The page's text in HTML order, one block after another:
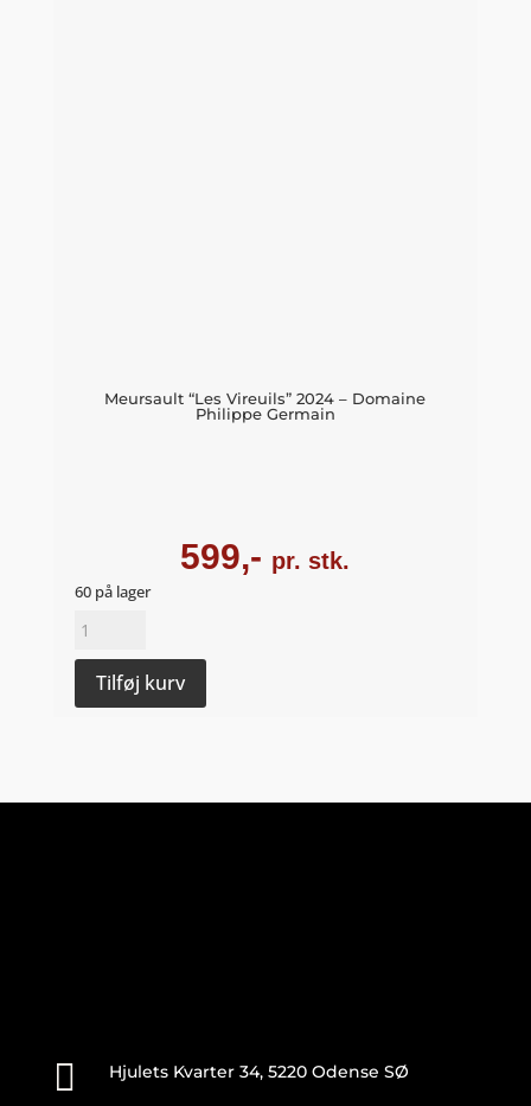
Meursault “Les Vireuils” 2024 – Domaine
Philippe Germain
599,- pr. stk.
60 på lager
Meursault
Vireuils"
2024
Tilføj kurv
 Hjulets Kvarter 34, 5220 Odense SØ